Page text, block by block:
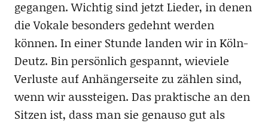
gegangen. Wichtig sind jetzt Lieder, in denen
die Vokale besonders gedehnt werden
können. In einer Stunde landen wir in Köln-
Deutz. Bin persönlich gespannt, wieviele
Verluste auf Anhängerseite zu zählen sind,
wenn wir aussteigen. Das praktische an den
Sitzen ist, dass man sie genauso gut als